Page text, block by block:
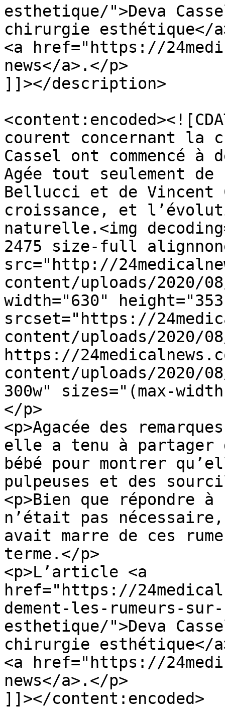
esthetique/">Deva
chirurgie esthétique</
<a href="https://
news</a>.</p>
]]></description>
courent concernant la
Cassel ont commencé
Agée tout seulement
Bellucci et de Vincent
croissance, et
naturelle.<img
2475 size-full
src="http://
content/uploads/2020/
width="630"
srcset="https://
content/uploads/2020/
https://
content/uploads/2020/
300w" sizes="(max-
</p>
<p>Agacée des
elle a tenu à partager
bébé pour montrer
pulpeuses et des
<p>Bien que répondre à
n’était pas
avait marre de ces
terme.</p>
<p>L’article <a
href="https://
dement-les-rumeurs-
esthetique/">Deva
chirurgie esthétique</
<a href="https://
news</a>.</p>
]]></content:encoded>